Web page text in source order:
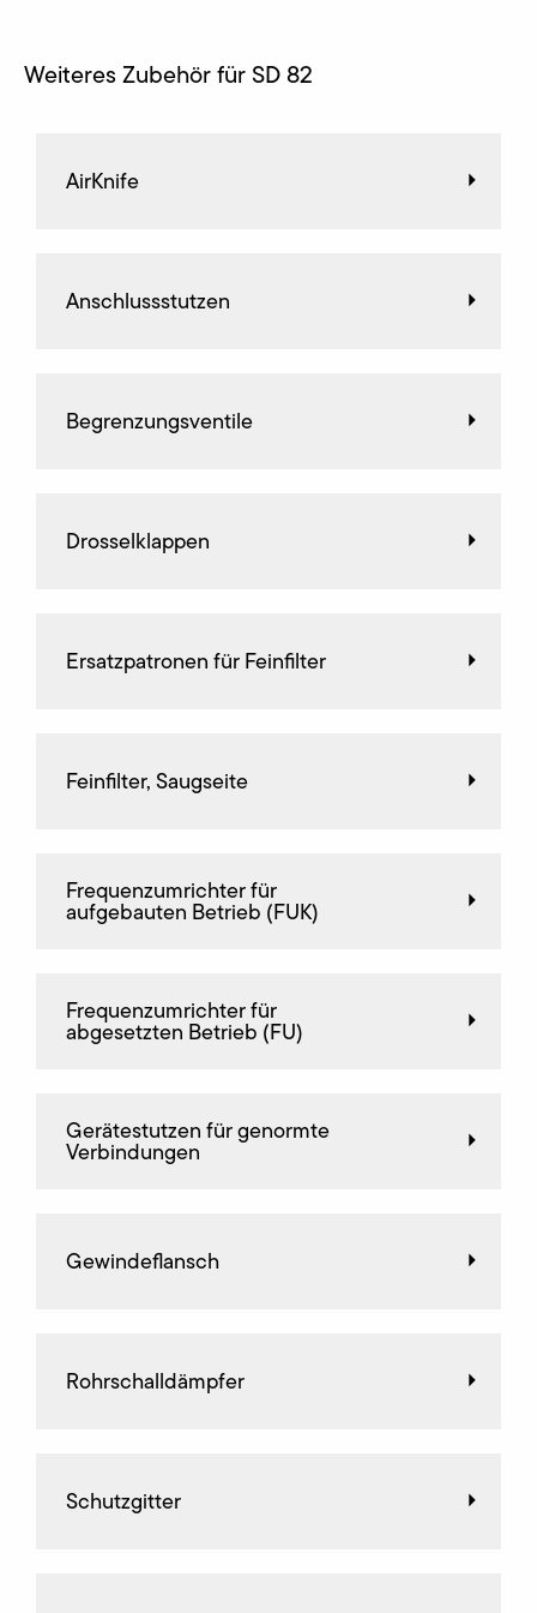
Weiteres Zubehör für SD 82
AirKnife
Anschlussstutzen
Begrenzungsventile
Drosselklappen
Ersatzpatronen für Feinfilter
Feinfilter, Saugseite
Frequenz­umrichter für
aufgebauten Betrieb (FUK)
Frequenz­umrichter für
abgesetzten Betrieb (FU)
Gerätestutzen für genormte
Verbindungen
Gewindeflansch
Rohrschalldämpfer
Schutzgitter